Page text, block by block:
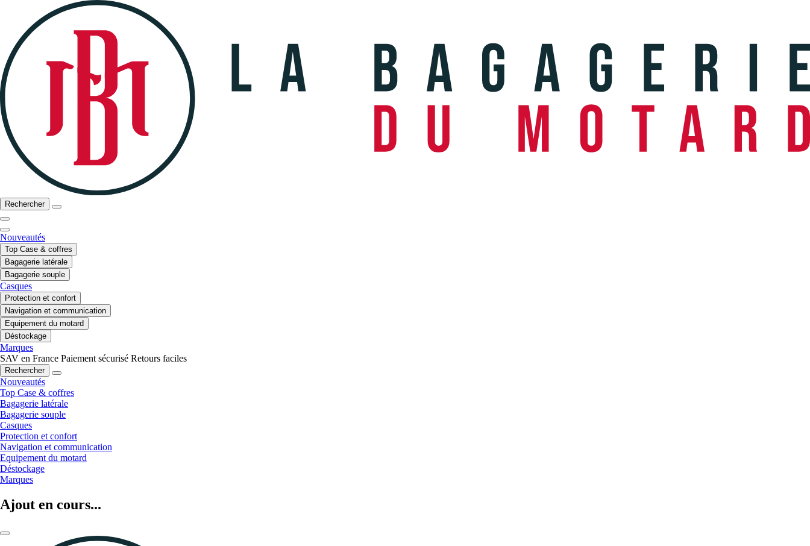
Rechercher
Nouveautés
Top Case & coffres
Bagagerie latérale
Bagagerie souple
Casques
Protection et confort
Navigation et communication
Equipement du motard
Déstockage
Marques
SAV en France Paiement sécurisé Retours faciles
Rechercher
Nouveautés
Top Case & coffres
Bagagerie latérale
Bagagerie souple
Casques
Protection et confort
Navigation et communication
Equipement du motard
Déstockage
Marques
Ajout en cours...